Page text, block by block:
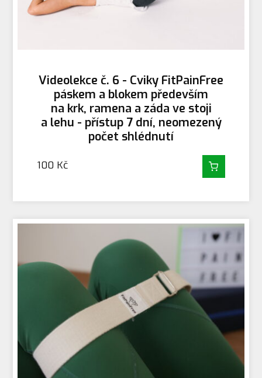
Videolekce č. 6 - Cviky FitPainFree
páskem a blokem především
na krk, ramena a záda ve stoji
a lehu - přístup 7 dní, neomezený
počet shlédnutí
100 Kč